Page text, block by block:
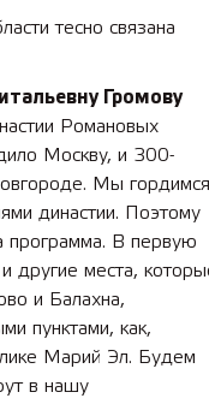
тесно связана
Громову
Романовых
Москву, и 300-
Мы гордимся
династии. Поэтому
программа. В первую
другие места,
и Балахна,
пунктами, как,
Марий Эл. Будем
в нашуназначения